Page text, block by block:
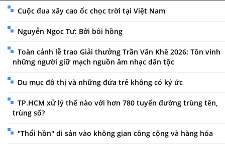
Cuộc đua xây cao ốc chọc trời tại Việt Nam
Nguyễn Ngọc Tư: Bởi bôi hồng
Toàn cảnh lễ trao Giải thưởng Trần Văn Khê 2026: Tôn vinh
những người giữ mạch nguồn âm nhạc dân tộc
Du mục đô thị và những đứa trẻ không có ký ức
TP.HCM xử lý thế nào với hơn 780 tuyến đường trùng tên,
trùng số?
"Thổi hồn" di sản vào không gian công cộng và hàng hóa